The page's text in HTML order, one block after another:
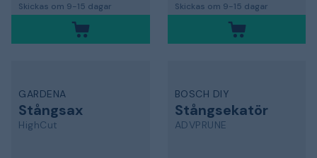
Skickas om 9-15 dagar Skickas om 9-15 dagar
GARDENA
Stångsax
HighCut
BOSCH DIY
Stångsekatör
ADVPRUNE